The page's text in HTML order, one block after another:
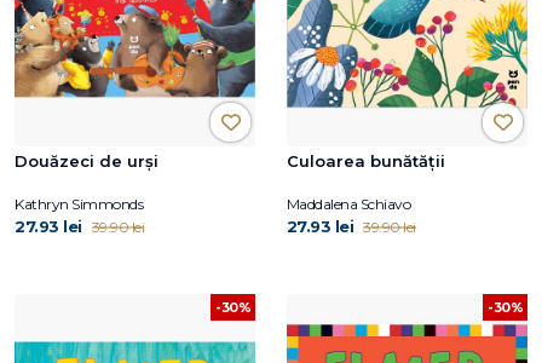
Douăzeci de urși
Kathryn Simmonds
27.93 lei 39.90 lei
Culoarea bunătății
Maddalena Schiavo
27.93 lei 39.90 lei
-30% -30%